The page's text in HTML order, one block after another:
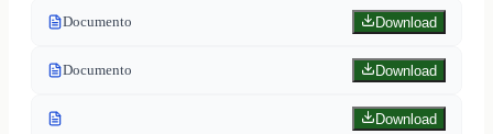
Documento Download
Documento Download
Download